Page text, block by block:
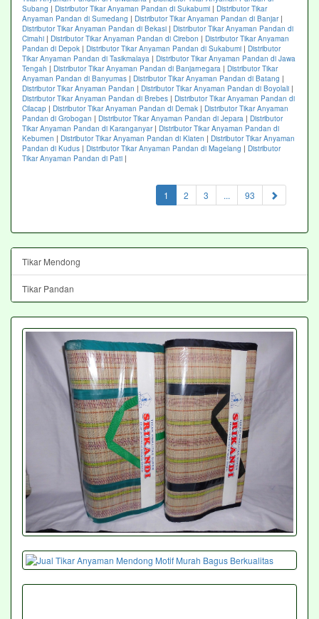
Subang | Distributor Tikar Anyaman Pandan di Sukabumi | Distributor Tikar
Anyaman Pandan di Sumedang | Distributor Tikar Anyaman Pandan di Banjar|
Distributor Tikar Anyaman Pandan di Bekasi | Distributor Tikar Anyaman Pandan di
Cimahi | Distributor Tikar Anyaman Pandan di Cirebon | Distributor Tikar Anyaman
Pandan di Depok | Distributor Tikar Anyaman Pandan di Sukabumi | Distributor
Tikar Anyaman Pandan di Tasikmalaya | Distributor Tikar Anyaman Pandan di Jawa
Tengah | Distributor Tikar Anyaman Pandan di Banjarnegara | Distributor Tikar
Anyaman Pandan di Banyumas | Distributor Tikar Anyaman Pandan di Batang |
Distributor Tikar Anyaman Pandan | Distributor Tikar Anyaman Pandan di Boyolali |
Distributor Tikar Anyaman Pandan di Brebes | Distributor Tikar Anyaman Pandan di
Cilacap | Distributor Tikar Anyaman Pandan di Demak | Distributor Tikar Anyaman
Pandan di Grobogan | Distributor Tikar Anyaman Pandan di Jepara | Distributor
Tikar Anyaman Pandan di Karanganyar| Distributor Tikar Anyaman Pandan di
Kebumen | Distributor Tikar Anyaman Pandan di Klaten | Distributor Tikar Anyaman
Pandan di Kudus | Distributor Tikar Anyaman Pandan di Magelang | Distributor
Tikar Anyaman Pandan di Pati |
1 (current)
2 3 ... 93
Tikar Mendong
Tikar Pandan